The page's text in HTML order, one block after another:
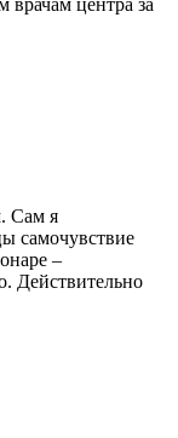
врачам центра за
Сам я
самочувствие
–
Действительно